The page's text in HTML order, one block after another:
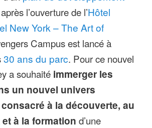
l’ouverture de l’Hôtel
New York – The Art of
Campus est lancé à
30 ans du parc. Pour ce nouvel
a souhaité immerger les
un nouvel univers
à la découverte, au
à la formation d’une